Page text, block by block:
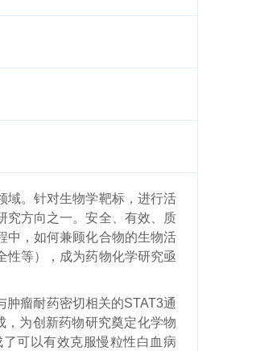
域。针对生物学靶标，进行活
究方向之一。安全、有效、质
中，如何兼顾化合物的生物活
性等），成为药物化学研究亟
肿瘤耐药密切相关的STAT3通
，为创新药物研究奠定化学物
可以有效克服慢粒性白血病